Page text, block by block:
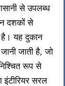
से उपलब्ध
दशकों से
यह दुकान
जाती है, जो
रूप से
सरल